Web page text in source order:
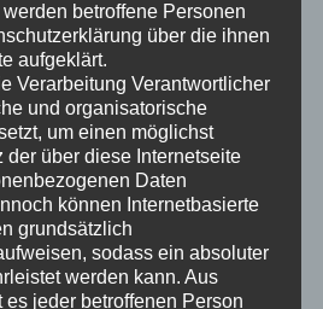
Sein traditionelles
Oesinghausen am 12. und 13.
Die zweite Dorffestmeisterschaft im
eröffnet das Fest am Samstag den
sind Voranmeldung bei Rolf Loose
Mail…
betroffene Personen
über die ihnen
aufgeklärt.
Verarbeitung Verantwortlicher
und organisatorische
um einen möglichst
der über diese Internetseite
Daten
können Internetbasierte
grundsätzlich
sodass ein absoluter
werden kann. Aus
es jeder betroffenen Person